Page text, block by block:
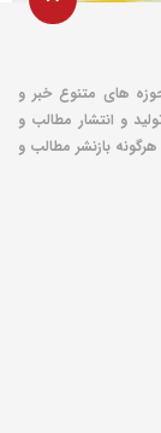
های متنوع خبر و
و انتشار مطالب و
بازنشر مطالب و